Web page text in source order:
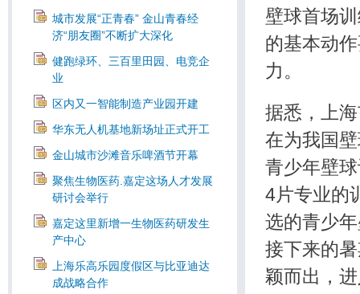
城市发展“正青春” 金山青春经
济“朋友圈”不断扩大深化
健跑绿环、三百里田园、电竞企
业
区内又一智能制造产业园开建
华东无人机基地新场址正式开工
金山城市沙滩音乐啤酒节开幕
聚焦生物医药.嘉定这场人才发展
研讨会举行
嘉定这里新增一生物医药研发生
产中心
上海乐高乐园度假区与比亚迪达
成战略合作
壁球首场
的基本动
力。
据悉，上
在为我国
青少年壁
4片专业的
选的青少
接下来的
颖而出，